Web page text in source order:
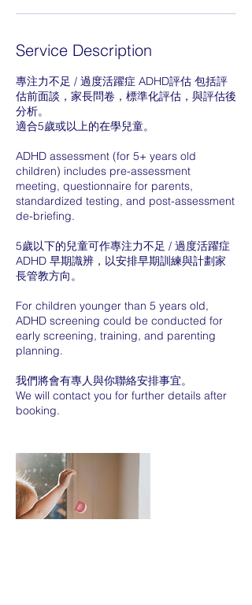
Service Description
專注力不足 / 過度活躍症 ADHD評估 包括評
估前面談，家長問卷，標準化評估，與評估後
分析。
適合5歲或以上的在學兒童。
ADHD assessment (for 5+ years old
children) includes pre-assessment
meeting, questionnaire for parents,
standardized testing, and post-assessment
de-briefing.
5歲以下的兒童可作專注力不足 / 過度活躍症
ADHD 早期識辨，以安排早期訓練與計劃家
長管教方向。
For children younger than 5 years old,
ADHD screening could be conducted for
early screening, training, and parenting
planning.
我們將會有專人與你聯絡安排事宜。
We will contact you for further details after
booking.